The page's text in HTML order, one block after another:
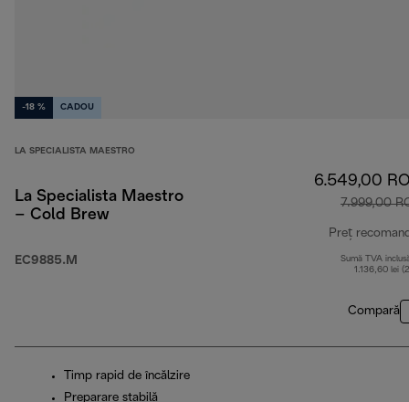
-18 % CADOU
LA SPECIALISTA MAESTRO
La Specialista Maestro
– Cold Brew
EC9885.M
6.549,00
7.999,00
Preț
Sumă TVA
1.136,60 lei
Compară
Timp rapid de încălzire
Preparare stabilă